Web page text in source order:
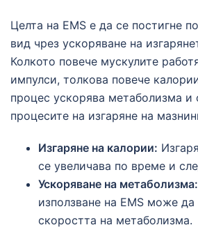
Целта на EMS е да се постигне
вид чрез ускоряване на
Колкото повече мускулите
импулси, толкова повече
процес ускорява метаболизма и
процесите на изгаряне на
Изгаряне на калории:
се увеличава по време и
Ускоряване на метаболизма:
използване на EMS може да
скоростта на метаболизма.